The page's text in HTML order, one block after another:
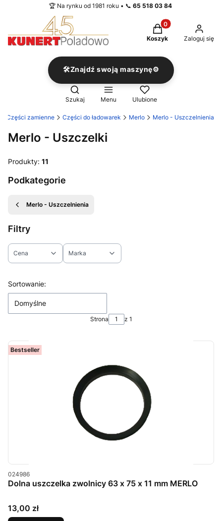
🏆 Na rynku od 1981 roku • 📞 65 518 03 84
Produkty w
Koszyk Zaloguj się
🛠️Znajdź swoją maszynę⚙️
Otwórz wyszukiwarkę
Szukaj Menu Ulubione
Części zamienne Części do ładowarek Merlo Merlo - Uszczelnienia
Merlo - Uszczelki
Produkty: 11
Podkategorie
Merlo - Uszczelnienia
Filtry
Cena Marka
Lista produktów
Sortowanie:
Domyślne
Strona z 1
Bestseller
Kod produktu
024986
Dolna uszczelka zwolnicy 63 x 75 x 11 mm MERLO
Cena
13,00 zł